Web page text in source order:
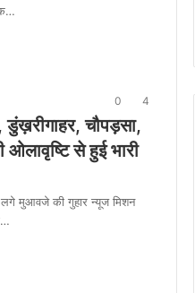
0 4
चौपड़सा,
से हुई भारी
लगे मुआवजे की गुहार न्यूज मिशन